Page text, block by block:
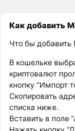
Как добавить
Что бы добавить
В кошельке
криптовалют
кнопку “Импорт
Скопировать
списка ниже.
Вставить в поле